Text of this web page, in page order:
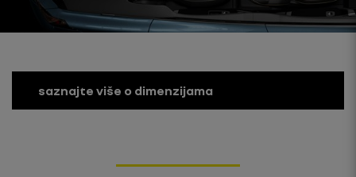
saznajte više o dimenzijama